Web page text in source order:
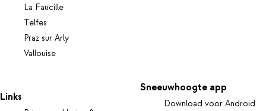
La Faucille
Telfes
Praz sur Arly
Vallouise
Links
Sneeuwhoogte app
Download voor Android